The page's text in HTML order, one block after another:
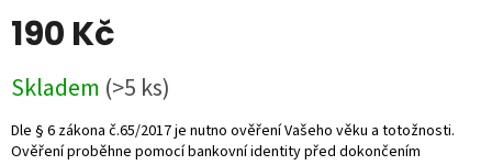
190 Kč
cena:
Skladem (>5 ks)